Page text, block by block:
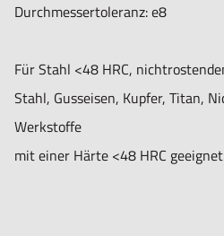
Durchmessertoleranz: e8
Für Stahl <48 HRC,
Stahl, Gusseisen, Kupfer, Titan,
Werkstoffe
mit einer Härte <48 HRC